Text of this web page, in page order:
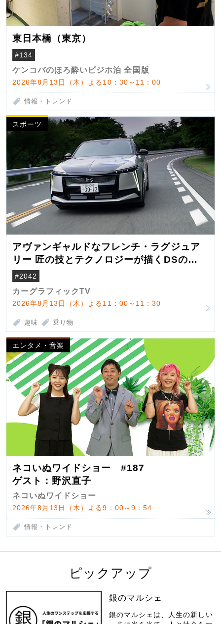
東日本橋（東京）
#134
ケンコバのほろ酔いビジホ泊 全国版
2026年8月13日（木）よる10：30～11：00
情報・トレンド
スポーツ
アヴァンギャルドなフレンチ・ラグジュア
リー 匠の技とテクノロジーが描くDSの世
界観
#2042
カーグラフィックTV
2026年8月13日（木）よる11：00～11：30
趣味 乗り物
エンタメ・音楽
ネコいぬワイドショー #187
ゲスト：野沢直子
ネコいぬワイドショー
2026年8月13日（木）よる9：00～9：54
情報・トレンド
ピックアップ
銀のマルシェ
銀のマルシェは、人生の新しい